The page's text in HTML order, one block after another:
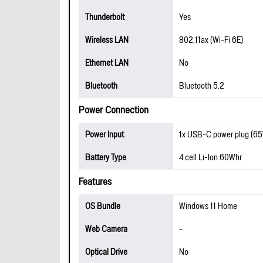
Thunderbolt
Yes
Wireless LAN
802.11ax (Wi-Fi 6E)
Ethernet LAN
No
Bluetooth
Bluetooth 5.2
Power Connection
Power Input
1x USB-C power plug
Battery Type
4 cell Li-Ion 60Whr
Features
OS Bundle
Windows 11 Home
Web Camera
-
Optical Drive
No